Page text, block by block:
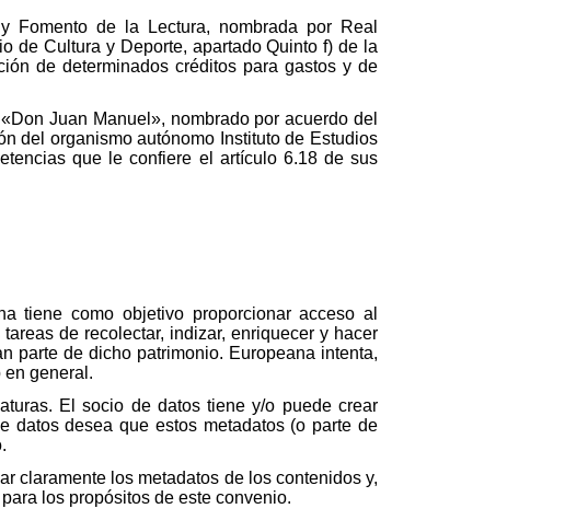
Fomento de la Lectura, nombrada por Real
de Cultura y Deporte, apartado Quinto f) de la
de determinados créditos para gastos y de
Juan Manuel», nombrado por acuerdo del
del organismo autónomo Instituto de Estudios
que le confiere el artículo 6.18 de sus
tiene como objetivo proporcionar acceso al
de recolectar, indizar, enriquecer y hacer
parte de dicho patrimonio. Europeana intenta,
general.
El socio de datos tiene y/o puede crear
datos desea que estos metadatos (o parte de
claramente los metadatos de los contenidos y,
los propósitos de este convenio.